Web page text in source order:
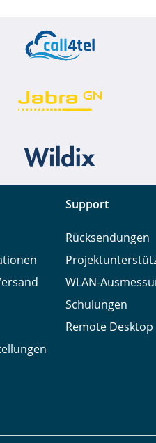
Support
Rücksendungen
WLAN-
Schulungen
Remote Desktop